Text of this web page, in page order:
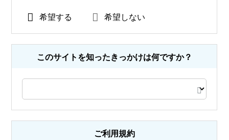
希望する 希望しない
このサイトを知ったきっかけは何ですか？
ご利用規約